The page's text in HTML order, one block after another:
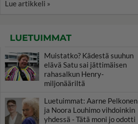
Lue artikkeli »
LUETUIMMAT
Muistatko? Kädestä suuhun
elävä Satu sai jättimäisen
rahasalkun Henry-
miljonääriltä
Luetuimmat: Aarne Pelkonen
ja Noora Louhimo vihdoinkin
yhdessä - Tätä moni jo odotti